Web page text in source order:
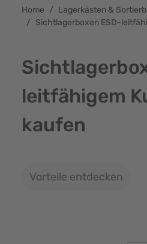
Home / Lagerkästen &
/ Sichtlagerboxen ESD-
leitfähigem
kaufen
Vorteile entdecken